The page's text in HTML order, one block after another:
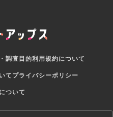
調査目的利用規約について
てプライバシーポリシー
ついて